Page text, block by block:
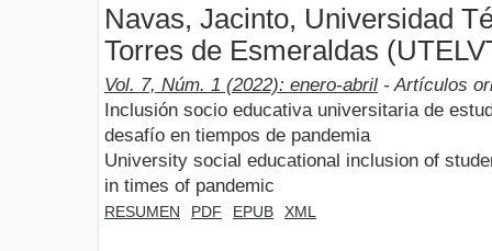
Navas, Jacinto, Universidad
Torres de Esmeraldas
Vol. 7, Núm. 1 (2022): enero-abril - Artículos
Inclusión socio educativa universitaria de
desafío en tiempos de pandemia
University social educational inclusion of
in times of pandemic
RESUMEN PDF EPUB XML